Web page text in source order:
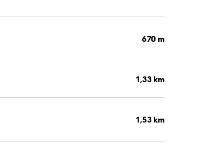
670 m
1,33 km
1,53 km